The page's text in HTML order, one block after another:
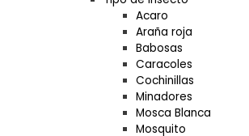
Acaro
Araña roja
Babosas
Caracoles
Cochinillas
Minadores
Mosca Blanca
Mosquito